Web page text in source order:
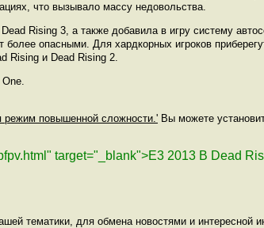
что вызывало массу недовольства.
Rising 3, а также добавила в игру систему
опасными. Для хардкорных игроков
Rising и Dead Rising 2.
режим повышенной сложности.' Вы можете
target="_blank">Е3 2013 В Dead
тематики, для обмена новостями и интересной